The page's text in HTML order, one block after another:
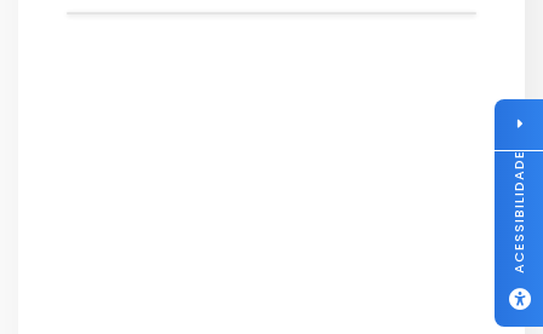
ACESSIBILIDADE